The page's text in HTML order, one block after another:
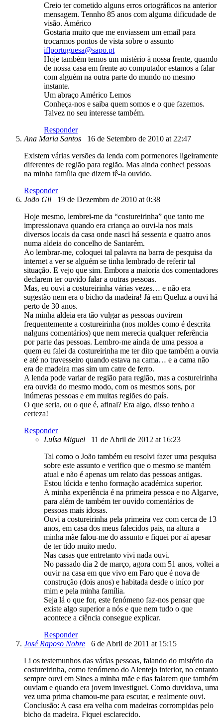
Creio ter cometido alguns erros ortográficos na anterior
mensagem. Tennho 85 anos com alguma dificudade de
visão. Américo
Gostaria muito que me enviassem um email para
trocarmos pontos de vista sobre o assunto
iflportuguesa@sapo.pt
Hoje também temos um mistério à nossa frente, quando
de nossa casa em frente ao computador estamos a falar
com alguém na outra parte do mundo no mesmo
instante.
Um abraço Américo Lemos
Conheça-nos e saiba quem somos e o que fazemos.
Talvez no seu interesse também.
Responder
Ana Maria Santos
16 de Setembro de 2010 at 22:47
Existem várias versões da lenda com pormenores ligeiramente
diferentes de região para região. Mas ainda conheci pessoas
na minha família que dizem tê-la ouvido.
Responder
João Gil
19 de Dezembro de 2010 at 0:38
Hoje mesmo, lembrei-me da “costureirinha” que tanto me
impressionava quando era criança ao ouvi-la nos mais
diversos locais da casa onde nasci há sessenta e quatro anos
numa aldeia do concelho de Santarém.
Ao lembrar-me, coloquei tal palavra na barra de pesquisa da
internet a ver se alguém se tinha lembrado de referir tal
situação. E vejo que sim. Embora a maioria dos comentadores
declarem ter ouvido falar a outras pessoas.
Mas, eu ouvi a costureirinha várias vezes… e não era
sugestão nem era o bicho da madeira! Já em Queluz a ouvi há
perto de 30 anos.
Na minha aldeia era tão vulgar as pessoas ouvirem
frequentemente a costureirinha (nos moldes como é descrita
nalguns comentários) que nem merecia qualquer referência
por parte das pessoas. Lembro-me ainda de uma pessoa a
quem eu falei da costureirinha me ter dito que também a ouvia
e até no travesseiro quando estava na cama… e a cama não
era de madeira mas sim um catre de ferro.
A lenda pode variar de região para região, mas a costureirinha
era ouvida do mesmo modo, com os mesmos sons, por
inúmeras pessoas e em muitas regiões do país.
O que seria, ou o que é, afinal? Era algo, disso tenho a
certeza!
Responder
Luísa Miguel
11 de Abril de 2012 at 16:23
Tal como o João também eu resolvi fazer uma pesquisa
sobre este assunto e verifico que o mesmo se mantém
atual e não é apenas um relato das pessoas antigas.
Estou lúcida e tenho formação académica superior.
A minha experiência é na primeira pessoa e no Algarve,
para além de também ter ouvido comentários de
pessoas mais idosas.
Ouvi a costureirinha pela primeira vez com cerca de 13
anos, em casa dos meus falecidos pais, na altura a
minha mãe falou-me do assunto e fiquei por aí apesar
de ter tido muito medo.
Nas casas que entretanto vivi nada ouvi.
No passado dia 2 de março, agora com 51 anos, voltei a
ouvir na casa em que vivo em Faro que é nova de
construção (dois anos) e habitada desde o iníco por
mim e pela minha família.
Seja lá o que for, este fenómeno faz-nos pensar que
existe algo superior a nós e que nem tudo o que
acontece a ciência consegue explicar.
Responder
José Raposo Nobre
6 de Abril de 2011 at 15:15
Li os testemunhos das várias pessoas, falando do mistério da
costureirinha, como fenómeno do Alentejo interior, no entanto
sempre ouvi em Sines a minha mãe e tias falarem que também
ouviam e quando era jovem investiguei. Como duvidava, uma
vez uma prima chamou-me para escutar, e realmente ouvi.
Conclusão: A casa era velha com madeiras corrompidas pelo
bicho da madeira. Fiquei esclarecido.